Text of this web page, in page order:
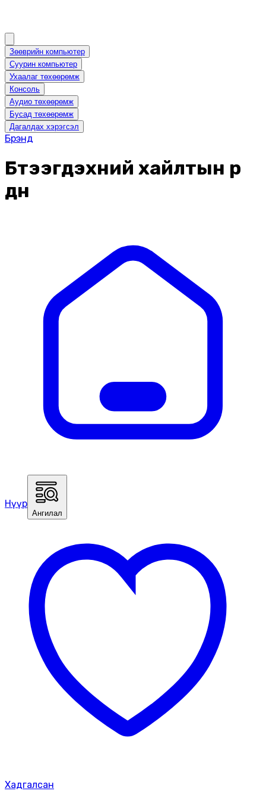
Зөөврийн компьютер
Суурин компьютер
Ухаалаг төхөөрөмж
Консоль
Аудио төхөөрөмж
Бусад төхөөрөмж
Дагалдах хэрэгсэл
Брэнд
Бүтээгдэхүүний хайлтын үр
дүн
Нүүр
Ангилал
Хадгалсан